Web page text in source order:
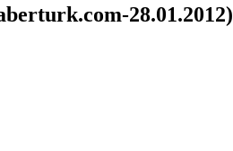
28.01.2012)